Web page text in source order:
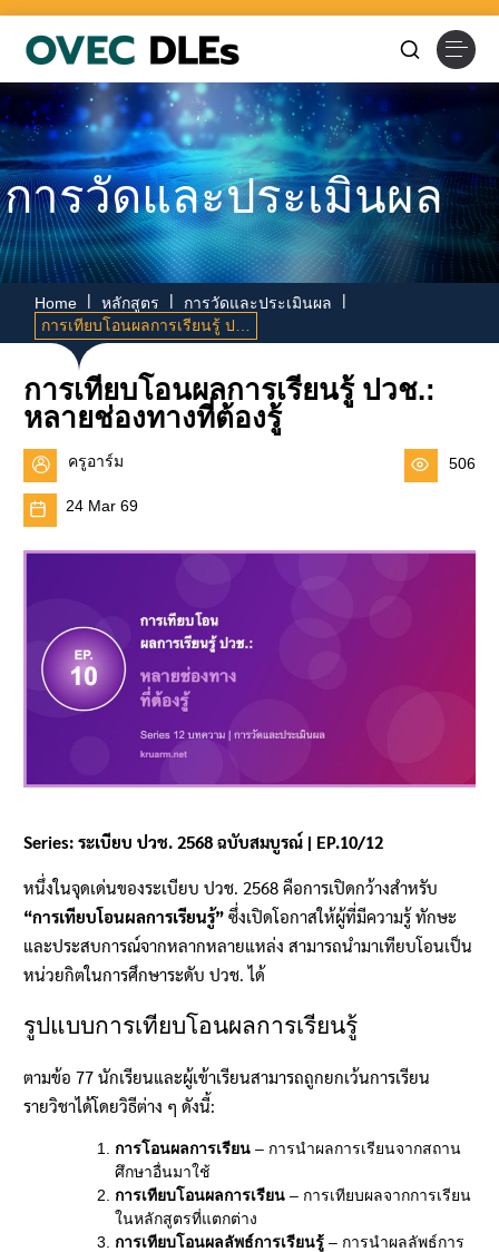
content
การวัดและประเมินผล
Home | หลักสูตร | การวัดและประเมินผล
|
การเทียบโอนผลการเรียนรู้ ปวช.:
หลายช่องทางที่ต้องรู้
ครูอาร์ม
24 Mar 69
506
Series: ระเบียบ ปวช. 2568 ฉบับสมบูรณ์ | EP.10/12
หนึ่งในจุดเด่นของระเบียบ ปวช. 2568 คือการเปิดกว้างสำหรับ
“การเทียบโอนผลการเรียนรู้” ซึ่งเปิดโอกาสให้ผู้ที่มีความรู้ ทักษะ
และประสบการณ์จากหลากหลายแหล่ง สามารถนำมาเทียบโอนเป็น
หน่วยกิตในการศึกษาระดับ ปวช. ได้
รูปแบบการเทียบโอนผลการเรียนรู้
ตามข้อ 77 นักเรียนและผู้เข้าเรียนสามารถถูกยกเว้นการเรียน
รายวิชาได้โดยวิธีต่าง ๆ ดังนี้:
การโอนผลการเรียน – การนำผลการเรียนจากสถาน
ศึกษาอื่นมาใช้
การเทียบโอนผลการเรียน – การเทียบผลจากการเรียน
ในหลักสูตรที่แตกต่าง
การเทียบโอนผลลัพธ์การเรียนรู้ – การนำผลลัพธ์การ